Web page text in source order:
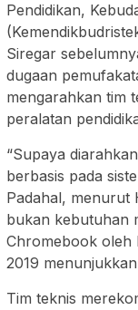
Pendidikan,
Siregar
dugaan
mengarahkan tim
peralatan
“Supaya
berbasis pada
Padahal, menurut
bukan kebutuhan
Chromebook oleh
2019
Tim teknis